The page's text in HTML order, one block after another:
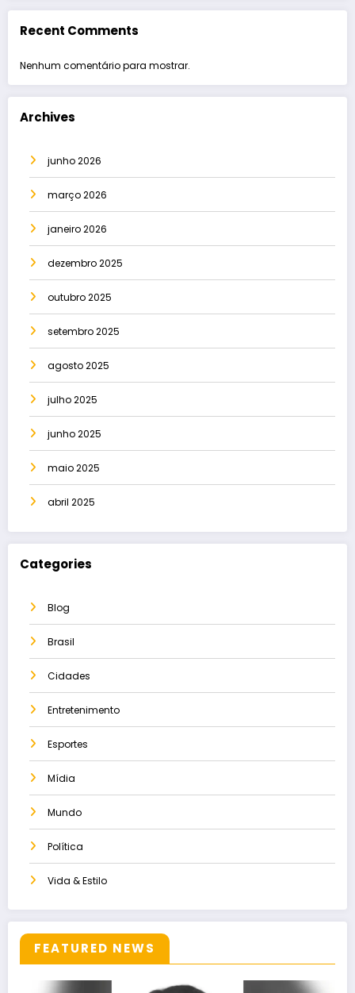
Recent Comments
Nenhum comentário para mostrar.
Archives
junho 2026
março 2026
janeiro 2026
dezembro 2025
outubro 2025
setembro 2025
agosto 2025
julho 2025
junho 2025
maio 2025
abril 2025
Categories
Blog
Brasil
Cidades
Entretenimento
Esportes
Mídia
Mundo
Política
Vida & Estilo
FEATURED NEWS